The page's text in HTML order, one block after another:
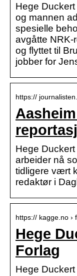
Hege
og mannen
spesielle
avgåtte NRK-
og flyttet til
jobber for
https://
Hege
arbeider nå
tidligere vært
redaktør i
https:// kagge.no ›
Hege
Forlag
Hege